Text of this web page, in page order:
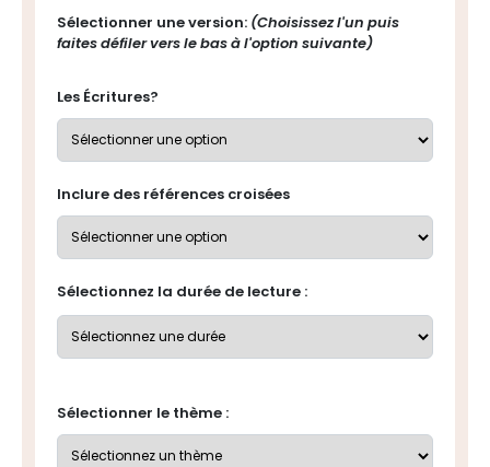
Sélectionner une version: (Choisissez l'un puis
faites défiler vers le bas à l'option suivante)
Les Écritures?
Inclure des références croisées
Sélectionnez la durée de lecture :
Sélectionner le thème :